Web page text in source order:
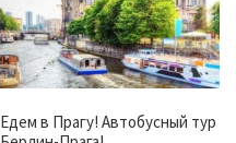
Едем в Прагу! Автобусный тур